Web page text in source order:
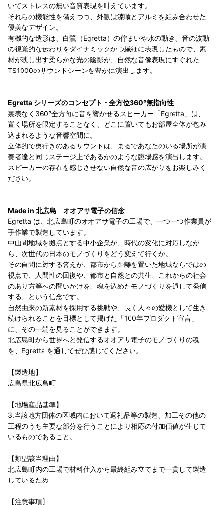
いてストレスの無い音質表現を叶えています。
それらの機能性を備えつつ、外観は漆喰とアルミを組み合わせた
優美なデザイン。
有機的な造形は、白鷺（Egretta）の佇まいや水の動き、音の波動
の視覚的な伝わりをダイナミックかつ繊細に表現したもので、素
材が映し出す柔らかな光の陰影が、自然な音像表現にすぐれた
TS1000のサウンドシーンを豊かに演出します。
Egretta シリーズのコンセプト・全方位360°無指向性
裏表なく360°全方向に音を響かせるスピーカー「Egretta」は、
置く場所を限定することなく、どこに置いてもお部屋全体が包み
込まれるような音響空間に。
立体的で奥行きのあるサウンドは、まるであなたのいる場所が演
奏者達と同じステージ上であるかのような臨場感を演出します。
スピーカーの存在を感じさせない自然な音の広がりをお楽しみく
ださい。
Made in 北広島 オオアサ電子の信念
Egretta は、北広島町のオオアサ電子の工場で、一つ一つ作業員が
手作業で製造しています。
中山間地域を拠点とする中小企業が、時代の変化に対応しなが
ら、次世代の日本のモノづくりをどう変えて行くか。
その自問に対する答えが、都市から距離を置いた地域ならではの
視点で、人間性の回復や、都市と自然との共生、これからの社会
のあり方等への問いかけを、魂を込めたモノづくりを通して発信
する、という信念です。
自然由来の新素材を採用する挑戦や、長く人々の愛機として生き
続けられることを目標として掲げた「100年プロダクト宣言」
に、その一端を見ることができます。
北広島町から世界へと発信するオオアサ電子のモノづくりの魂
を、Egretta を通してぜひ感じてください。
【製造地】
広島県北広島町
【地場産品基準】
3.当該地方団体の区域内において返礼品等の製造、加工その他の
工程のうち主要な部分を行うことにより相応の付加価値が生じて
いるものであること。
【類型該当理由】
北広島町内の工場で材料仕入から最終組み立てまで一貫して製造
しているため
【注意事項】